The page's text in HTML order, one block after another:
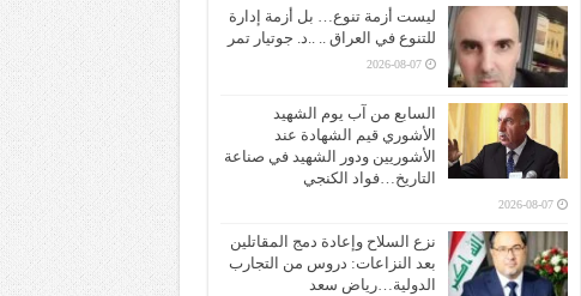
ليست أزمة تنوع… بل أزمة إدارة
للتنوع في العراق .. ..د. جوتيار تمر
2026-08-07
السابع من آب يوم الشهيد
الأشوري قيم الشهادة عند
الأشوريين ودور الشهيد في صناعة
التاريخ…فواد الكنجي
2026-08-07
نزع السلاح وإعادة دمج المقاتلين
بعد النزاعات: دروس من التجارب
الدولية…رياض سعد